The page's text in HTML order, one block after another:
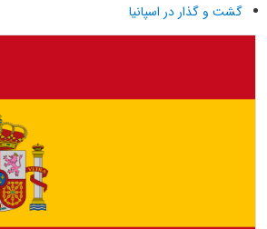
گشت و گذار در اسپانیا